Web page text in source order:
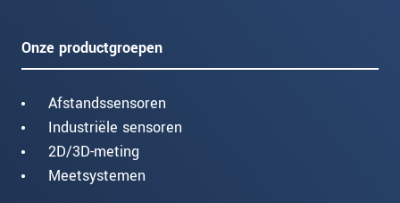
Onze productgroepen
Afstandssensoren
Industriële sensoren
2D/3D-meting
Meetsystemen